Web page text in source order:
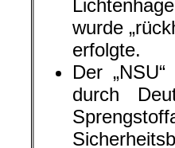
wurde
erfolgte.
Der
durch